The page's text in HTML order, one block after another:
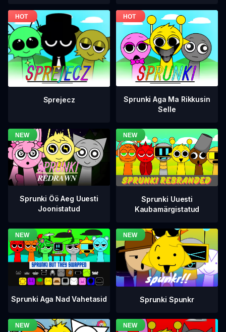
Sprejecz
Sprunki Aga Ma Rikkusin
Selle
Sprunki Öö Aeg Uuesti
Joonistatud
Sprunki Uuesti
Kaubamärgistatud
Sprunki Aga Nad Vahetasid Sprunki Spunkr